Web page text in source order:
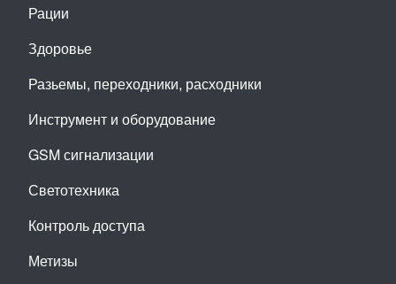
Рации
Здоровье
Разьемы, переходники, расходники
Инструмент и оборудование
GSM сигнализации
Светотехника
Контроль доступа
Метизы